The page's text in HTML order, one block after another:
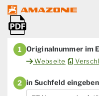
1 Originalnummer im
Webseite
2 in Suchfeld